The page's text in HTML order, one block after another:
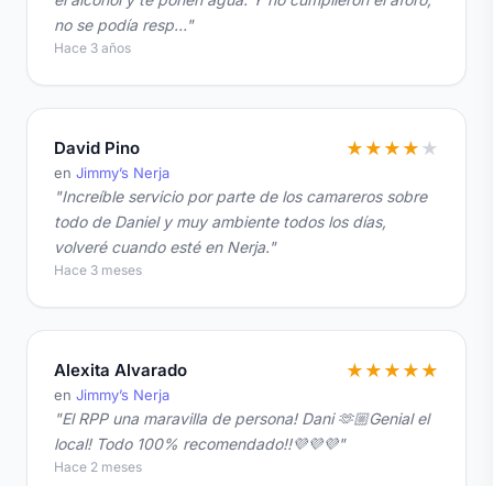
no se podía resp…"
Hace 3 años
David Pino
en Jimmy’s Nerja
★ ★ ★ ★ ★
"Increíble servicio por parte de los camareros sobre
todo de Daniel y muy ambiente todos los días,
volveré cuando esté en Nerja."
Hace 3 meses
Alexita Alvarado
en Jimmy’s Nerja
★ ★ ★ ★ ★
"El RPP una maravilla de persona! Dani 🫶🏼Genial el
local! Todo 100% recomendado!!💜💜💜"
Hace 2 meses